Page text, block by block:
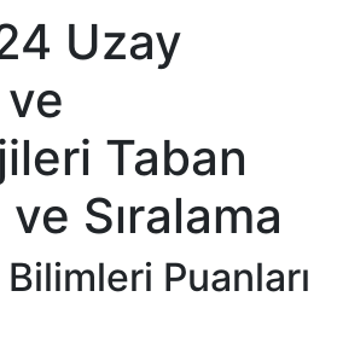
Uzay
Taban
ve Sıralama
Puanları